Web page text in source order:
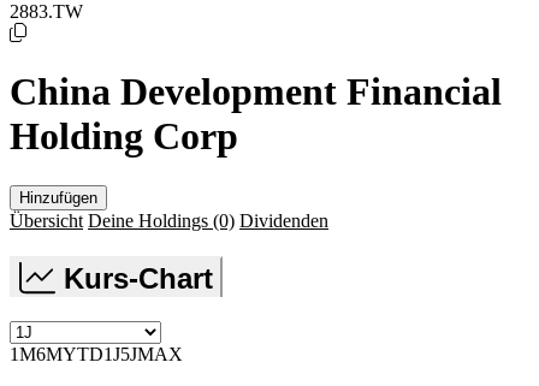
2883.TW
China Development Financial
Holding Corp
Hinzufügen
Übersicht Deine Holdings (0) Dividenden
Kurs-Chart
1M6MYTD1J5JMAX